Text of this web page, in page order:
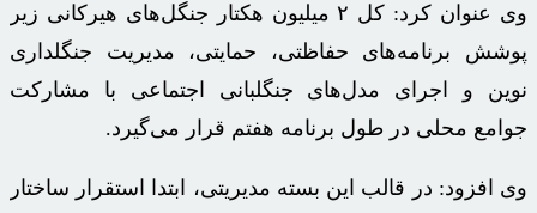
وی عنوان کرد: کل ۲ میلیون هکتار جنگل‌های هیرکانی زیر
پوشش برنامه‌های حفاظتی، حمایتی، مدیریت جنگلداری
نوین و اجرای مدل‌های جنگلبانی اجتماعی با مشارکت
جوامع محلی در طول برنامه هفتم قرار می‌گیرد.
وی افزود: در قالب این بسته مدیریتی، ابتدا استقرار ساختار